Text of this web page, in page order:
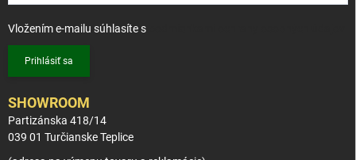
Vložením e-mailu súhlasíte s
Prihlásiť sa
SHOWROOM
Partizánska 418/14
039 01 Turčianske Teplice